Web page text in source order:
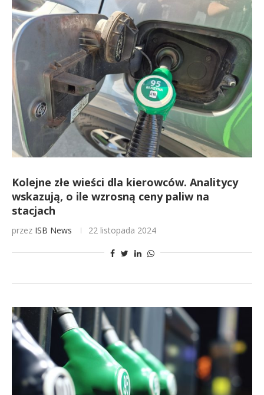
Kolejne złe wieści dla kierowców. Analitycy
wskazują, o ile wzrosną ceny paliw na
stacjach
przez ISB News 22 listopada 2024